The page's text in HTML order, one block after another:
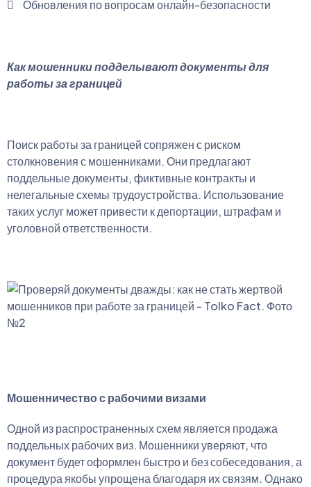
Обновления по вопросам онлайн-безопасности
Как мошенники подделывают документы для
работы за границей
Поиск работы за границей сопряжен с риском
столкновения с мошенниками. Они предлагают
поддельные документы, фиктивные контракты и
нелегальные схемы трудоустройства. Использование
таких услуг может привести к депортации, штрафам и
уголовной ответственности.
Мошенничество с рабочими визами
Одной из распространенных схем является продажа
поддельных рабочих виз. Мошенники уверяют, что
документ будет оформлен быстро и без собеседования, а
процедура якобы упрощена благодаря их связям. Однако